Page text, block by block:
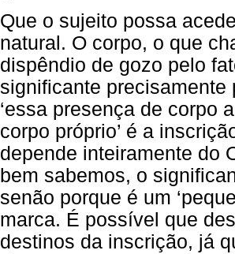
Que o sujeito possa
natural. O corpo, o que
dispêndio de gozo pelo
significante precisamente
‘essa presença de corpo
corpo próprio’ é a
depende inteiramente do
bem sabemos, o
senão porque é um
marca. É possível que
destinos da inscrição, já